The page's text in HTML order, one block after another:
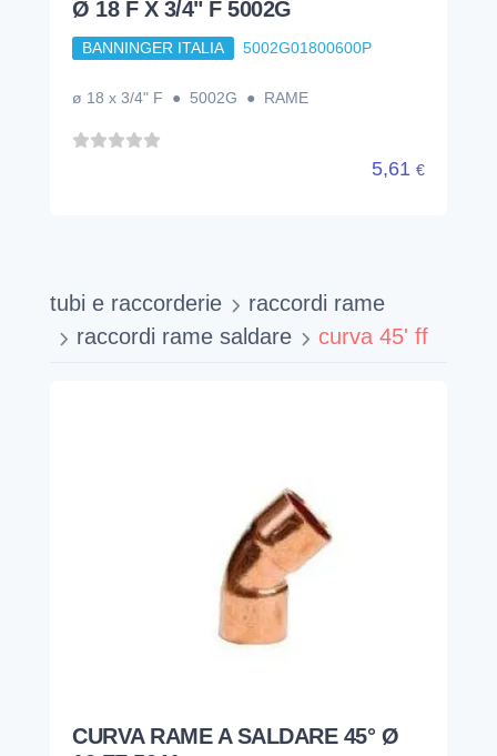
Ø 18 F X 3/4" F 5002G
BANNINGER ITALIA 5002G01800600P
ø 18 x 3/4" F ● 5002G ● RAME
5,61 €
tubi e raccorderie
raccordi rame
raccordi rame saldare
curva 45' ff
CURVA RAME A SALDARE 45° Ø